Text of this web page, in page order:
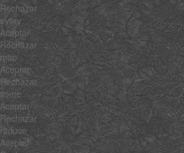
Rechazar
every
Aceptar
Rechazar
map
Aceptar
Rechazar
some
Aceptar
Rechazar
reduce
Aceptar